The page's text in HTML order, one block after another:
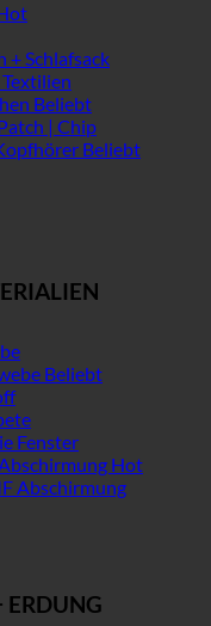
+ Schlafsack
| Chip
Fenster
Abschirmung
ERDUNG